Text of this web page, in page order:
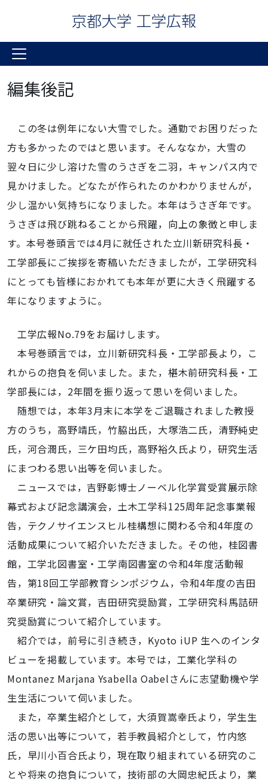
編集後記
この冬は例年にない大雪でした。通勤でお困りだった
方も多かったのではと思います。そんななか，大雪の
翌々日に少し溶けた雪のうさぎを二羽，キャンパス内で
見かけました。どなたが作られたのかわかりませんが，
少し温かい気持ちになりました。本年はうさぎ年です。
うさぎは飛び跳ねることから飛躍，向上の象徴と申しま
す。本号巻頭言では4月に就任された立川新研究科長・
工学部長にご挨拶を寄稿いただきましたが，工学研究科
にとっても皆様におかれても本年が更に大きく飛躍する
年になりますように。
工学広報No.79をお届けします。
本号巻頭言では，立川新研究科長・工学部長より，こ
れからの抱負を伺いました。また，椹木前研究科長・工
学部長には，2年間を振り返って思いを伺いました。
随想では，本年3月末に本学をご退職されました教授
方のうち，高野靖氏，竹脇出氏，大塚浩二氏，清野純史
氏，河合潤氏，三ケ田均氏，高野裕久氏より，研究生活
にまつわる思い出等を伺いました。
ニュースでは，吉野彰博士ノーベル化学賞受賞展示除
幕式および記念講演会，土木工学科125周年記念事業報
告，テクノサイエンスヒル桂構想に関わる令和4年度の
活動成果について紹介いただきました。その他，桂図書
館，工学北図書室・工学南図書室の令和4年度活動報
告，第18回工学部教育シンポジウム，令和4年度の吉田
卒業研究・論文賞，吉田研究奨励賞，工学研究科馬詰研
究奨励賞について紹介しています。
紹介では，前号に引き続き，Kyoto iUP 生へのインタ
ビューを掲載しています。本号では，工業化学科の
Montanez Marjana Ysabella Oabelさんに志望動機や学
生生活について伺いました。
また，卒業生紹介として，大須賀嵩幸氏より，学生生
活の思い出等について，若手教員紹介として，竹内悠
氏，早川小百合氏より，現在取り組まれている研究のこ
とや将来の抱負について，技術部の大岡忠紀氏より，業